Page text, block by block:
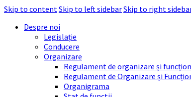
Skip to contentSkip to left sidebarSkip to right
Despre noi
Legislație
Conducere
Organizare
Regulament de organizare și
Regulament de Organizare și
Organigrama